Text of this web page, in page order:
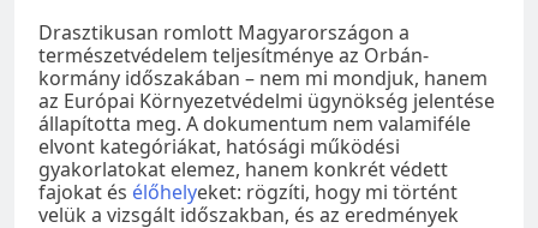
Drasztikusan romlott Magyarországon a
természetvédelem teljesítménye az Orbán-
kormány időszakában – nem mi mondjuk, hanem
az Európai Környezetvédelmi ügynökség jelentése
állapította meg. A dokumentum nem valamiféle
elvont kategóriákat, hatósági működési
gyakorlatokat elemez, hanem konkrét védett
fajokat és élőhelyeket: rögzíti, hogy mi történt
velük a vizsgált időszakban, és az eredmények